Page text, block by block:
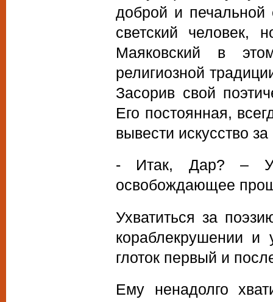
доброй и печальной
светский человек,
Маяковский в
религиозной
Засорив свой
Его постоянная,
вывести искусство
- Итак, Дар? –
освобождающее
Ухватиться за
кораблекрушении и
глоток первый и
Ему ненадолго